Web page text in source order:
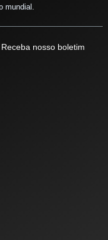
mundial.
nosso boletim